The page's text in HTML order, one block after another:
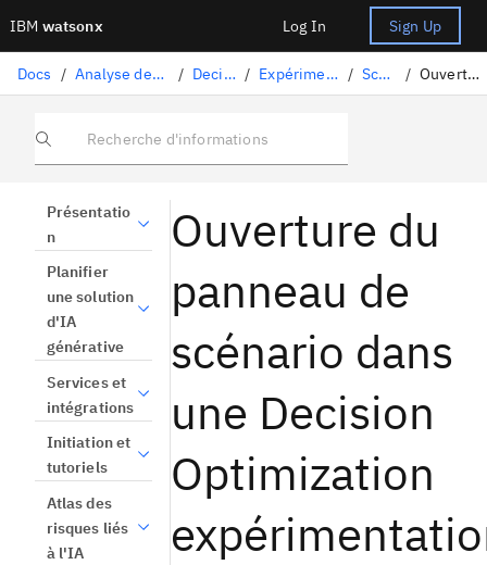
IBM watsonx Log In Sign Up
Docs / Analyse des données et utilisation des modèles / Decision Optimization / Expérimentations Decision Optimization / Scénarios / Ouverture du panneau de scénario
Recherche d'informations
Présentatio
n
Planifier
une solution
d'IA
générative
Services et
intégrations
Initiation et
tutoriels
Atlas des
risques liés
à l'IA
Ouverture du
panneau de
scénario dans
une Decision
Optimization